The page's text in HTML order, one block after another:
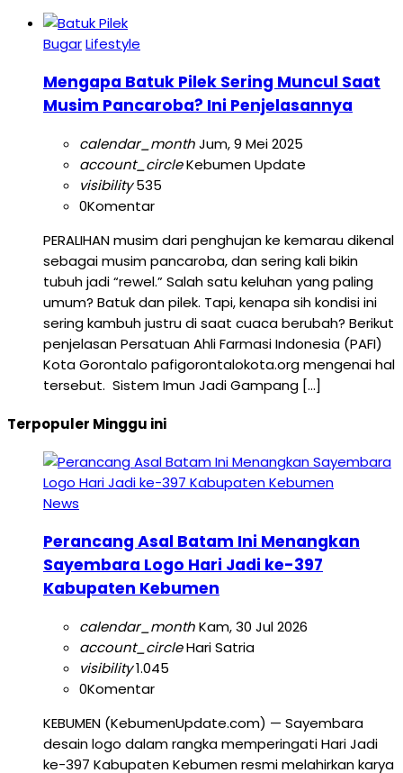
BugarLifestyle
Mengapa Batuk Pilek Sering Muncul Saat
Musim Pancaroba? Ini Penjelasannya
calendar_monthJum, 9 Mei 2025
account_circleKebumen Update
visibility535
0Komentar
PERALIHAN musim dari penghujan ke kemarau dikenal
sebagai musim pancaroba, dan sering kali bikin
tubuh jadi “rewel.” Salah satu keluhan yang paling
umum? Batuk dan pilek. Tapi, kenapa sih kondisi ini
sering kambuh justru di saat cuaca berubah? Berikut
penjelasan Persatuan Ahli Farmasi Indonesia (PAFI)
Kota Gorontalo pafigorontalokota.org mengenai hal
tersebut. Sistem Imun Jadi Gampang […]
Terpopuler Minggu ini
News
Perancang Asal Batam Ini Menangkan
Sayembara Logo Hari Jadi ke-397
Kabupaten Kebumen
calendar_monthKam, 30 Jul 2026
account_circleHari Satria
visibility1.045
0Komentar
KEBUMEN (KebumenUpdate.com) — Sayembara
desain logo dalam rangka memperingati Hari Jadi
ke-397 Kabupaten Kebumen resmi melahirkan karya